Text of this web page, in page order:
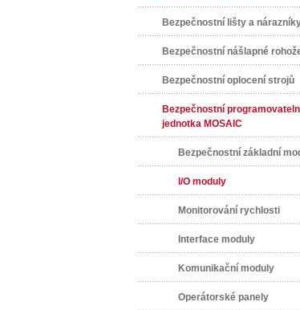
Bezpečnostní lišty a
Bezpečnostní nášlapné
Bezpečnostní oplocení strojů
Bezpečnostní
jednotka MOSAIC
Bezpečnostní základní
I/O moduly
Monitorování rychlosti
Interface moduly
Komunikační moduly
Operátorské panely